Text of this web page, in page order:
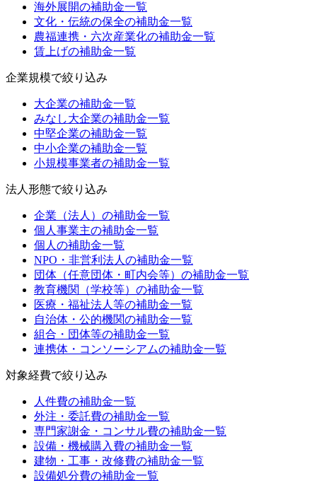
海外展開の補助金一覧
文化・伝統の保全の補助金一覧
農福連携・六次産業化の補助金一覧
賃上げの補助金一覧
企業規模で絞り込み
大企業の補助金一覧
みなし大企業の補助金一覧
中堅企業の補助金一覧
中小企業の補助金一覧
小規模事業者の補助金一覧
法人形態で絞り込み
企業（法人） の補助金一覧
個人事業主の補助金一覧
個人 の補助金一覧
NPO・非営利法人 の補助金一覧
団体（任意団体・町内会等） の補助金一覧
教育機関（学校等） の補助金一覧
医療・福祉法人等の補助金一覧
自治体・公的機関の補助金一覧
組合・団体等の補助金一覧
連携体・コンソーシアムの補助金一覧
対象経費で絞り込み
人件費の補助金一覧
外注・委託費の補助金一覧
専門家謝金・コンサル費の補助金一覧
設備・機械購入費の補助金一覧
建物・工事・改修費の補助金一覧
設備処分費の補助金一覧